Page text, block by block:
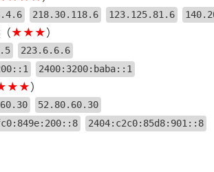
218.30.118.6 123.125.81.6
（★★★）
223.6.6.6
2400:3200:baba::1
）
52.80.60.30
2404:c2c0:85d8:901::8